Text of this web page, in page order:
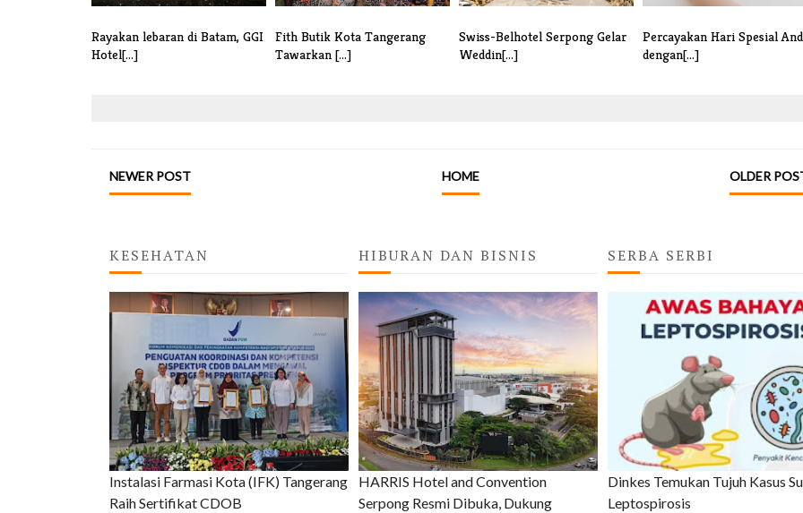
Rayakan lebaran di Batam, GGI
Hotel[...]
Fith Butik Kota Tangerang
Tawarkan [...]
Swiss-Belhotel Serpong Gelar
Weddin[...]
Percayakan Hari Spesial
dengan[...]
NEWER POST OLDER
HOME
KESEHATAN
Instalasi Farmasi Kota (IFK) Tangerang
Raih Sertifikat CDOB
HIBURAN DAN BISNIS
HARRIS Hotel and Convention
Serpong Resmi Dibuka, Dukung
SERBA SERBI
Dinkes Temukan Tujuh Kasus
Leptospirosis